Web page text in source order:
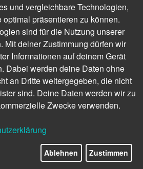
| 90 min | ab 404,60
€ zzgl. USt.)
und vergleichbare Technologien,
präsentieren zu können.
sind für die Nutzung unserer
Mit deiner Zustimmung dürfen wir
Informationen auf deinem Gerät
Dabei werden deine Daten ohne
an Dritte weitergegeben, die nicht
sind. Deine Daten werden wir zu
Zwecke verwenden.
Ablehnen Zustimmen